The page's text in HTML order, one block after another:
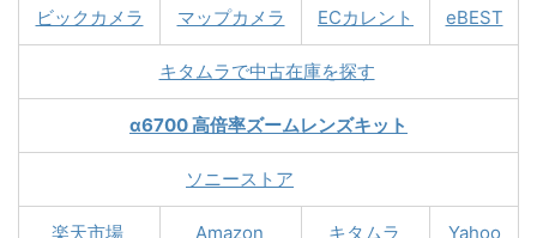
ビックカメラ マップカメラ ECカレント eBEST
キタムラで中古在庫を探す
α6700 高倍率ズームレンズキット
ソニーストア
楽天市場 Amazon キタムラ Yahoo